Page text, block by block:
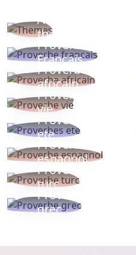
Autres
thèmes
Proverbe
Français
Proverbe
africain
Proverbe
vie
Proverbes
ete
Proverbe
espagnol
Proverbe
turc
Proverbe
grec